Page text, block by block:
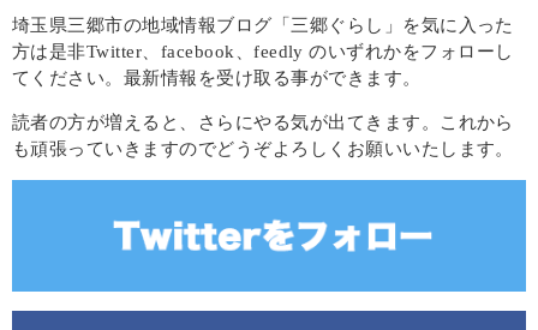
埼玉県三郷市の地域情報ブログ「三郷ぐらし」を気に入った
方は是非Twitter、facebook、feedly のいずれかをフォローし
てください。最新情報を受け取る事ができます。
読者の方が増えると、さらにやる気が出てきます。これから
も頑張っていきますのでどうぞよろしくお願いいたします。